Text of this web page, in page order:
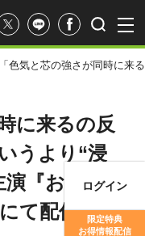
ログイン
限定特典
お得情報配信
「色気と芯の強さが同時に来
に来るの反
うより“浸
演『おーい、
て配信